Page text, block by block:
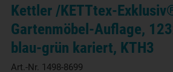
Kettler /KETTtex-
Gartenmöbel-Auflage,
blau-grün kariert, KTH3
Art.-Nr. 1498-8699